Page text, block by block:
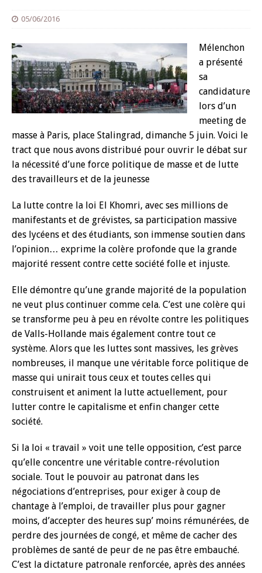
05/06/2016
Mélenchon
a présenté
sa
candidature
lors d’un
meeting de
masse à Paris, place Stalingrad, dimanche 5 juin. Voici le
tract que nous avons distribué pour ouvrir le débat sur
la nécessité d’une force politique de masse et de lutte
des travailleurs et de la jeunesse
La lutte contre la loi El Khomri, avec ses millions de
manifestants et de grévistes, sa participation massive
des lycéens et des étudiants, son immense soutien dans
l’opinion… exprime la colère profonde que la grande
majorité ressent contre cette société folle et injuste.
Elle démontre qu’une grande majorité de la population
ne veut plus continuer comme cela. C’est une colère qui
se transforme peu à peu en révolte contre les politiques
de Valls-Hollande mais également contre tout ce
système. Alors que les luttes sont massives, les grèves
nombreuses, il manque une véritable force politique de
masse qui unirait tous ceux et toutes celles qui
construisent et animent la lutte actuellement, pour
lutter contre le capitalisme et enfin changer cette
société.
Si la loi « travail » voit une telle opposition, c’est parce
qu’elle concentre une véritable contre-révolution
sociale. Tout le pouvoir au patronat dans les
négociations d’entreprises, pour exiger à coup de
chantage à l’emploi, de travailler plus pour gagner
moins, d’accepter des heures sup’ moins rémunérées, de
perdre des journées de congé, et même de cacher des
problèmes de santé de peur de ne pas être embauché.
C’est la dictature patronale renforcée, après des années